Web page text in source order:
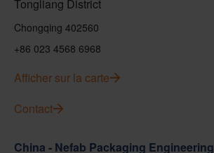
Tongliang District
Chongqing 402560
+86 023 4568 6968
Afficher sur la carte
Contact
China - Nefab Packaging Engineering